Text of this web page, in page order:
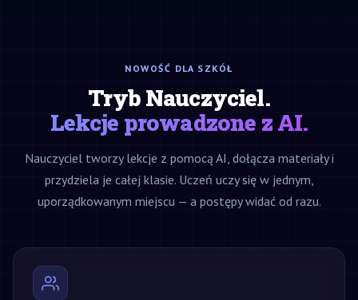
NOWOŚĆ DLA SZKÓŁ
Tryb Nauczyciel.
Lekcje prowadzone z AI.
Nauczyciel tworzy lekcje z pomocą AI, dołącza materiały i
przydziela je całej klasie. Uczeń uczy się w jednym,
uporządkowanym miejscu — a postępy widać od razu.